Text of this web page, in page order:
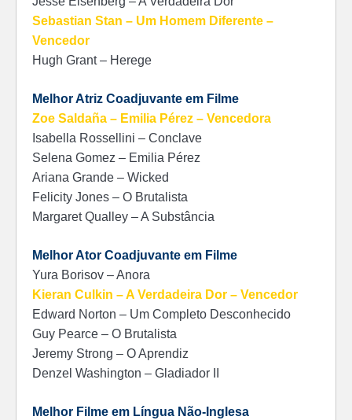
Sebastian Stan – Um Homem Diferente –
Vencedor
Hugh Grant – Herege
Melhor Atriz Coadjuvante em Filme
Zoe Saldaña – Emilia Pérez – Vencedora
Isabella Rossellini – Conclave
Selena Gomez – Emilia Pérez
Ariana Grande – Wicked
Felicity Jones – O Brutalista
Margaret Qualley – A Substância
Melhor Ator Coadjuvante em Filme
Yura Borisov – Anora
Kieran Culkin – A Verdadeira Dor – Vencedor
Edward Norton – Um Completo Desconhecido
Guy Pearce – O Brutalista
Jeremy Strong – O Aprendiz
Denzel Washington – Gladiador II
Melhor Filme em Língua Não-Inglesa